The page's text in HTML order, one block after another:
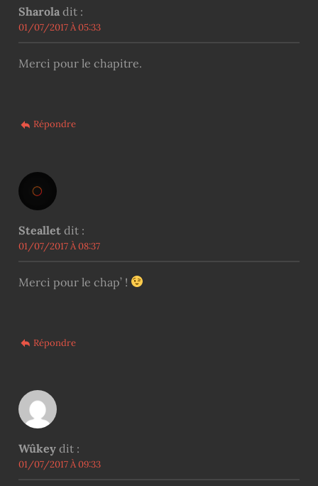
Sharola dit :
01/07/2017 À 05:33
Merci pour le chapitre.
Répondre
Steallet dit :
01/07/2017 À 08:37
Merci pour le chap’ !
Répondre
Wûkey dit :
01/07/2017 À 09:33